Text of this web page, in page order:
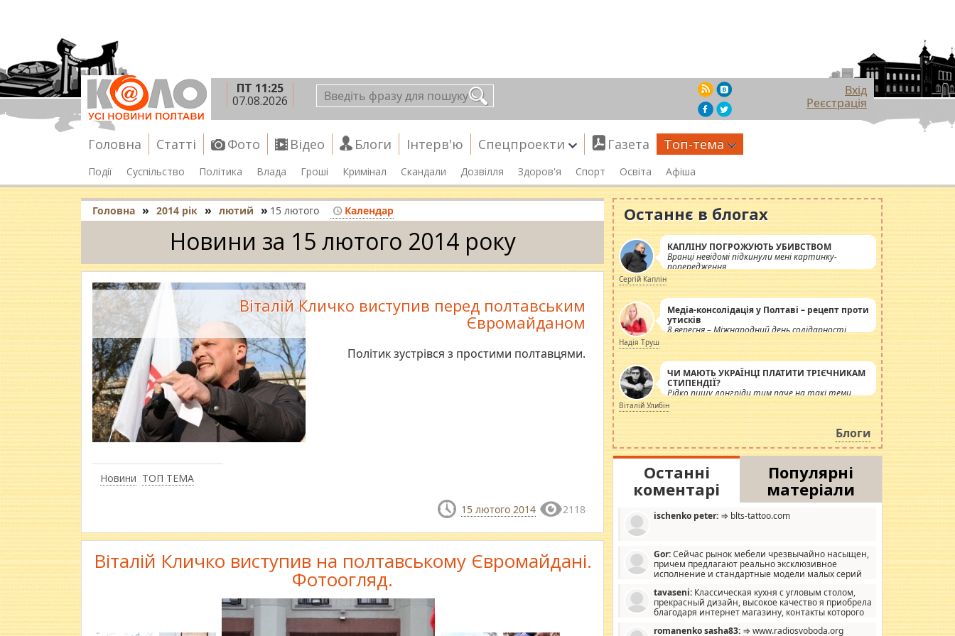
ПТ 11:25
07.08.2026
Вхід
Реєстрація
Головна Статті Фото Відео Блоги Інтерв'ю Спецпроекти Газета Топ-тема
Події Суспільство Політика Влада Гроші Кримінал Скандали Дозвілля Здоров'я Спорт Освіта Афіша
Головна » 2014 рік » лютий » 15 лютого Календар
Новини за 15 лютого 2014 року
Новини ТОП ТЕМА
Віталій Кличко виступив перед полтавським
Євромайданом
Політик зустрівся з простими полтавцями.
15 лютого 2014 2118
Віталій Кличко виступив на полтавському Євромайдані.
Фотоогляд.
Останнє в блогах
КАПЛІНУ ПОГРОЖУЮТЬ УБИВСТВОМ
Вранці невідомі підкинули мені картинку-
попередження
Сергій Каплін
Медіа-консолідація у Полтаві – рецепт проти
утисків
8 вересня – Міжнародний день солідарності
журналістів.
Надія Труш
ЧИ МАЮТЬ УКРАЇНЦІ ПЛАТИТИ ТРІЄЧНИКАМ
СТИПЕНДІЇ?
Рідко пишу лонгріди тим паче на такі теми,
але вже просто дістало! Обурюють сьогоднішні
інсенуації навколо стипендіального питання.
Штучно роздувається ще одна соціальна
катастрофа.
Віталій Улибін
Блоги
Останні
коментарі
Популярні
матеріали
ischenko peter: ⇒ blts-tattoo.com
Gor:Сейчас рынок мебели чрезвычайно насыщен,
причем предлагают реально эксклюзивное
исполнение и стандартные модели малых серий
дизайну, мало походит на стандартные формы, в MebelOk,
креативненько и что главное - со вкусом все в порядке,
без ненужных наворотов удорожающих мебель, а это не
tavaseni: Классическая кухня с угловым столом,
прекрасный дизайн, высокое качество я приобрела
благодаря интернет магазину, контакты которого
romanenko sasha83: ⇒ www.radiosvoboda.org